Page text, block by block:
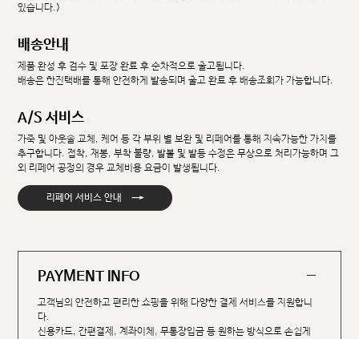
있습니다.)
배송안내
제품 완성 후 검수 및 포장 완료 후 순차적으로 출고됩니다.
배송은 한진택배를 통해 안전하게 발송되며 출고 완료 후 배송조회가 가능합니다.
A/S 서비스
가죽 및 아웃솔 교체, 케어 등 각 부위 별 보완 및 리페어를 통해 지속가능한 가치를
추구합니다. 접착, 재봉, 부착 불량, 발볼 및 발등 수정은 무상으로 처리가능하며 그
외 리페어 공정의 경우 교체비용 요금이 발생됩니다.
리페어 서비스 안내 →
PAYMENT INFO
고객님의 안전하고 편리한 쇼핑을 위해 다양한 결제 서비스를 지원합니
다.
신용카드, 간편결제, 계좌이체, 무통장입금 등 원하는 방식으로 손쉽게